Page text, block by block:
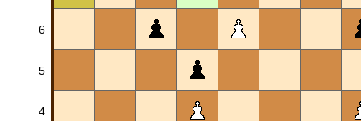
6
5
4